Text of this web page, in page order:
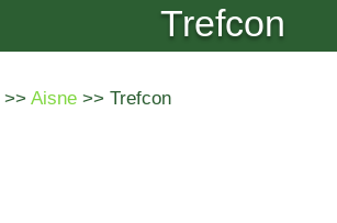
Trefcon
>>Aisne >> Trefcon